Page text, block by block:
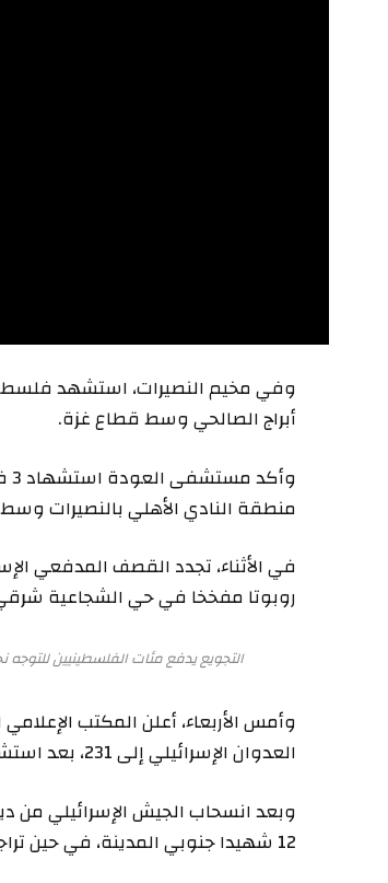
وفي مخيم النصيرات، استشهد
أبراج الصالحي وسط قطاع غزة.
منطقة النادي الأهلي بالنصيرات
في الأثناء، تجدد القصف المدفعي
روبوتا مفخخا في حي الشجاعية
التجويع يدفع مئات الفلسطينيين
وأمس الأربعاء، أعلن المكتب
العدوان الإسرائيلي إلى 231، بعد استشهاد الصحفيين تامر الزعانين وولاء الجعبري.
وبعد انسحاب الجيش الإسرائيلي
12 شهيدا جنوبي المدينة، في حين تراجعت آليات الاحتلال إلى المناطق الشرقية.